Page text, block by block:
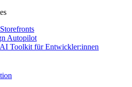
Autopilot
Toolkit für Entwickler:innen